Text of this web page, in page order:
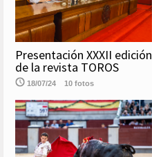
Presentación XXXII edición
de la revista TOROS
18/07/24 10 fotos